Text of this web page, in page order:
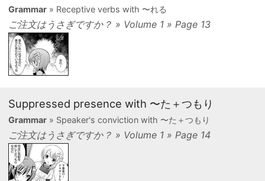
Grammar» Receptive verbs with 〜れる
ご注文はうさぎですか？ » Volume 1 » Page 13
Suppressed presence with 〜た＋つもり
Grammar» Speaker's conviction with 〜た＋つもり
ご注文はうさぎですか？ » Volume 1 » Page 14